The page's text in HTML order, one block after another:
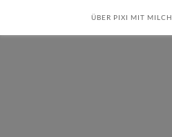
ÜBER PIXI MIT MILCH